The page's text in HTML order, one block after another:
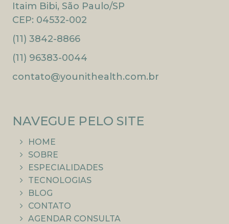
Itaim Bibi, São Paulo/SP
CEP: 04532-002
(11) 3842-8866
(11) 96383-0044
contato@younithealth.com.br
NAVEGUE PELO SITE
HOME
SOBRE
ESPECIALIDADES
TECNOLOGIAS
BLOG
CONTATO
AGENDAR CONSULTA